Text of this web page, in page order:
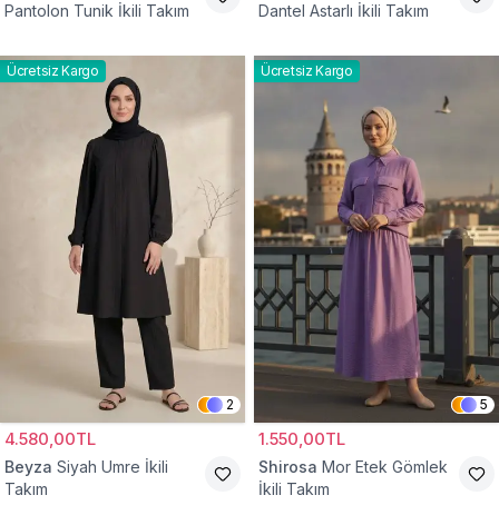
Pantolon Tunik İkili Takım
Dantel Astarlı İkili Takım
Ücretsiz Kargo
2
4.580,00TL
Beyza Siyah Umre İkili
Takım
Ücretsiz Kargo
5
1.550,00TL
Shirosa Mor Etek Gömlek
İkili Takım